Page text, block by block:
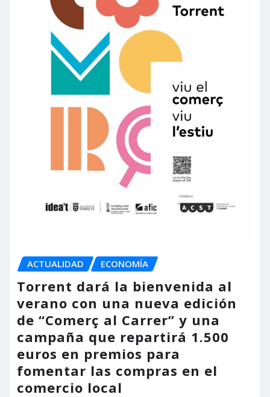
ACTUALIDAD ECONOMÍA
Torrent dará la bienvenida al
verano con una nueva edición
de “Comerç al Carrer” y una
campaña que repartirá 1.500
euros en premios para
fomentar las compras en el
comercio local